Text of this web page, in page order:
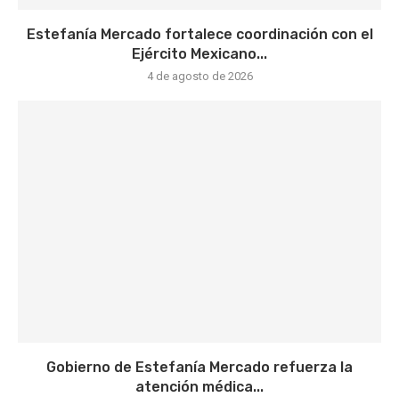
Estefanía Mercado fortalece coordinación con el
Ejército Mexicano...
4 de agosto de 2026
Gobierno de Estefanía Mercado refuerza la
atención médica...